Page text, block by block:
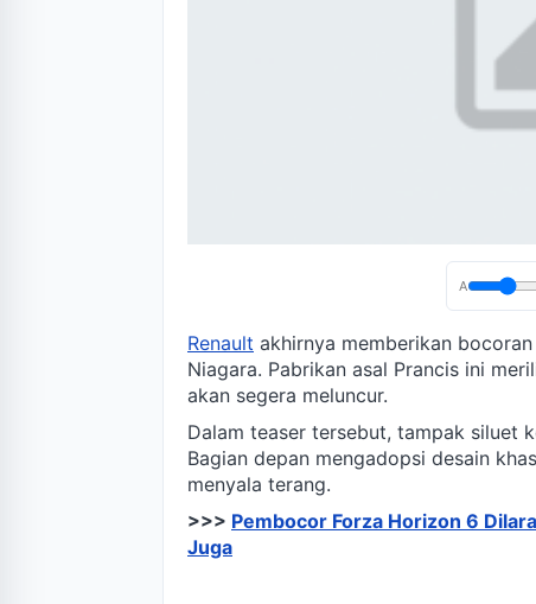
A
Renault akhirnya memberikan
Niagara. Pabrikan asal Prancis ini
akan segera meluncur.
Dalam teaser tersebut, tampak siluet
Bagian depan mengadopsi desain
menyala terang.
>>> Pembocor Forza Horizon 6
Juga